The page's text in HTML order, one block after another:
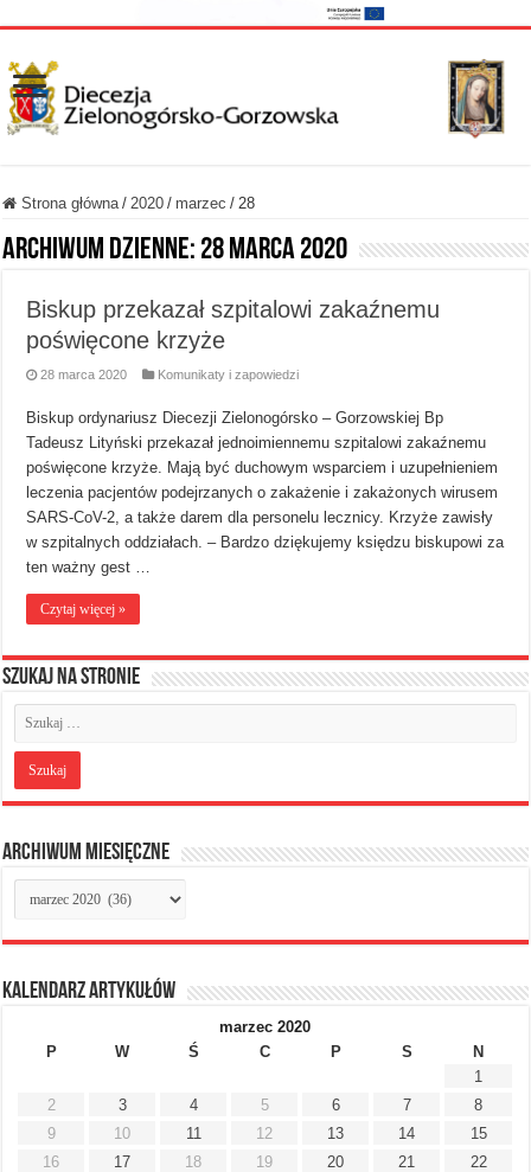
Strona główna / 2020 / marzec / 28
Archiwum dzienne: 28 marca 2020
Biskup przekazał szpitalowi zakaźnemu
poświęcone krzyże
28 marca 2020 Komunikaty i zapowiedzi
Biskup ordynariusz Diecezji Zielonogórsko – Gorzowskiej Bp
Tadeusz Lityński przekazał jednoimiennemu szpitalowi zakaźnemu
poświęcone krzyże. Mają być duchowym wsparciem i uzupełnieniem
leczenia pacjentów podejrzanych o zakażenie i zakażonych wirusem
SARS-CoV-2, a także darem dla personelu lecznicy. Krzyże zawisły
w szpitalnych oddziałach. – Bardzo dziękujemy księdzu biskupowi za
ten ważny gest …
Czytaj więcej »
Szukaj na stronie
Archiwum miesięczne
Archiwum
miesięczne
Kalendarz artykułów
marzec 2020
P
W Ś C P S
N
1
2
3 4 5 6 7
8
9
10 11 12 13 14
15
16
17 18 19 20 21
22